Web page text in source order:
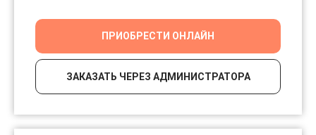
ПРИОБРЕСТИ ОНЛАЙН
ЗАКАЗАТЬ ЧЕРЕЗ АДМИНИСТРАТОРА